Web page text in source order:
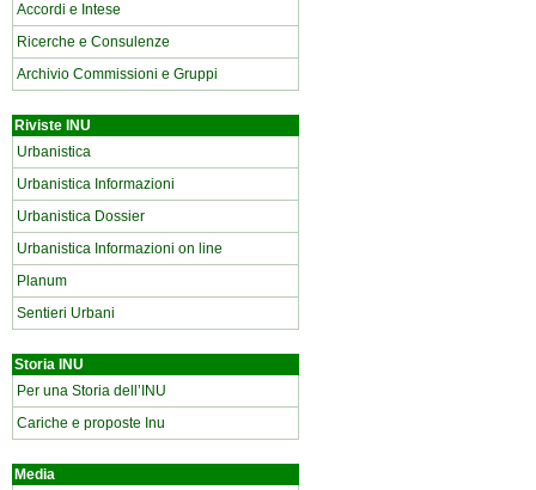
Accordi e Intese
Ricerche e Consulenze
Archivio Commissioni e Gruppi
Riviste INU
Urbanistica
Urbanistica Informazioni
Urbanistica Dossier
Urbanistica Informazioni on line
Planum
Sentieri Urbani
Storia INU
Per una Storia dell’INU
Cariche e proposte Inu
Media